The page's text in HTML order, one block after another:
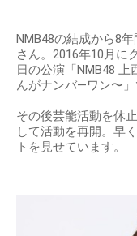
NMB48の結成から8
さん。2016年10月に
日の公演「NMB48
んがナンバ―ワン〜」
その後芸能活動を休
して活動を再開。早
トを見せています。